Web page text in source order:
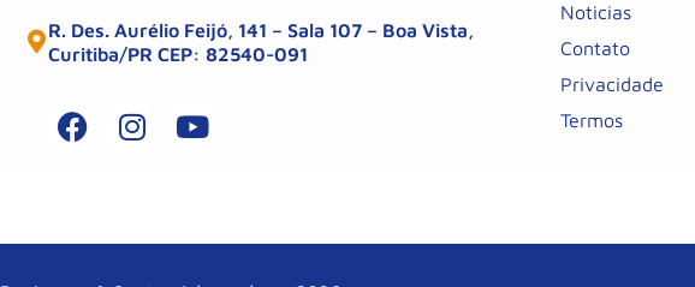
R. Des. Aurélio Feijó, 141 – Sala 107 – Boa Vista,
Curitiba/PR CEP: 82540-091
Noticias
Contato
Privacidade
Termos